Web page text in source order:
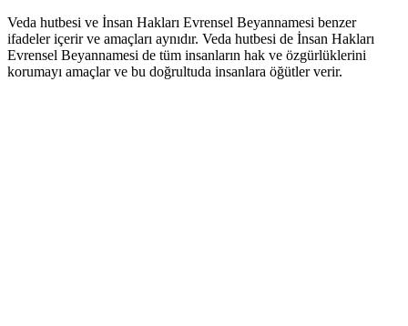
Veda hutbesi ve İnsan Hakları Evrensel Beyannamesi benzer
ifadeler içerir ve amaçları aynıdır. Veda hutbesi de İnsan Hakları
Evrensel Beyannamesi de tüm insanların hak ve özgürlüklerini
korumayı amaçlar ve bu doğrultuda insanlara öğütler verir.